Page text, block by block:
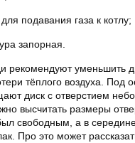
подавания газа к котлу;
запорная.
рекомендуют уменьшить
тёплого воздуха. Под
диск с отверстием
высчитать размеры
свободным, а в
Про это может